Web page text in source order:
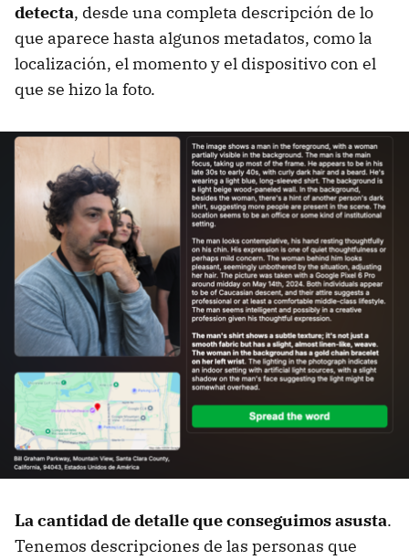
detecta, desde una completa descripción de lo
que aparece hasta algunos metadatos, como la
localización, el momento y el dispositivo con el
que se hizo la foto.
La cantidad de detalle que conseguimos asusta.
Tenemos descripciones de las personas que